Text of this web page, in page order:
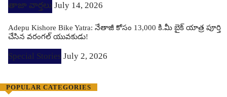
తాజా వార్తలు July 14, 2026
Adepu Kishore Bike Yatra: నేతాజీ కోసం 13,000 కి.మీ బైక్ యాత్ర పూర్తి
చేసిన వరంగల్ యువకుడు!
Special Stories July 2, 2026
POPULAR CATEGORIES